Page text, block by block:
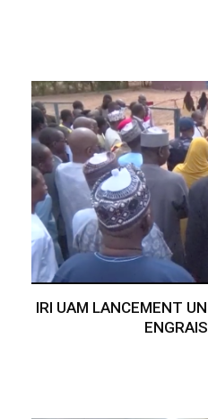
IRI UAM LANCEMENT